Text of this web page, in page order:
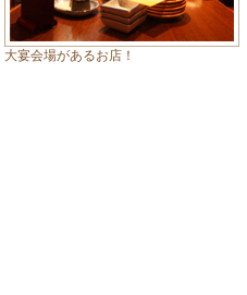
大宴会場があるお店！